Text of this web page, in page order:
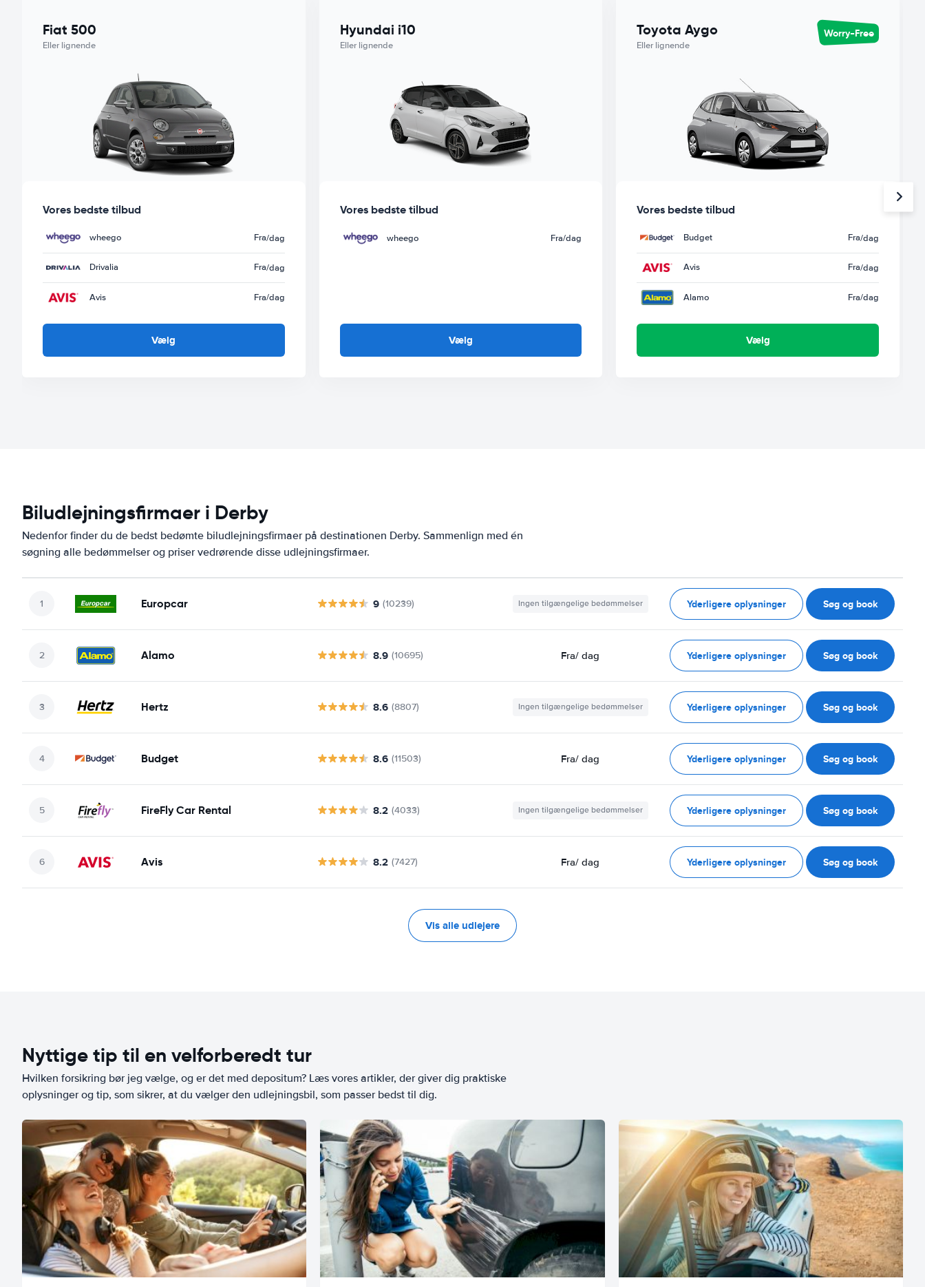
Fiat 500
Eller lignende
Vores bedste tilbud
wheego Fra/dag
Drivalia Fra/dag
Avis Fra/dag
Vælg
Hyundai i10
Eller lignende
Vores bedste tilbud
wheego Fra/dag
Vælg
Toyota Aygo
Eller lignende
Worry-Free
Vores bedste tilbud
Budget Fra/dag
Avis Fra/dag
Alamo Fra/dag
Vælg
Biludlejningsfirmaer i Derby
Nedenfor finder du de bedst bedømte biludlejningsfirmaer på destinationen Derby. Sammenlign med én
søgning alle bedømmelser og priser vedrørende disse udlejningsfirmaer.
Europcar 9 (10239) Ingen tilgængelige bedømmelser Yderligere oplysninger Søg og book
Alamo 8.9 (10695) Fra/ dag Yderligere oplysninger Søg og book
Hertz 8.6 (8807) Ingen tilgængelige bedømmelser Yderligere oplysninger Søg og book
Budget 8.6 (11503) Fra/ dag Yderligere oplysninger Søg og book
FireFly Car Rental 8.2 (4033) Ingen tilgængelige bedømmelser Yderligere oplysninger Søg og book
Avis 8.2 (7427) Fra/ dag Yderligere oplysninger Søg og book
Vis alle udlejere
Nyttige tip til en velforberedt tur
Hvilken forsikring bør jeg vælge, og er det med depositum? Læs vores artikler, der giver dig praktiske
oplysninger og tip, som sikrer, at du vælger den udlejningsbil, som passer bedst til dig.